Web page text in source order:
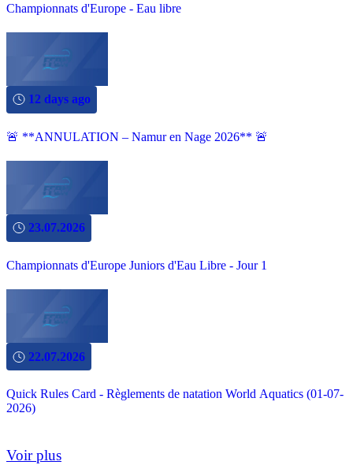
Championnats d'Europe - Eau libre
12 days ago
🚨 **ANNULATION – Namur en Nage 2026** 🚨
23.07.2026
Championnats d'Europe Juniors d'Eau Libre - Jour 1
22.07.2026
Quick Rules Card - Règlements de natation World Aquatics (01-07-
2026)
Voir plus